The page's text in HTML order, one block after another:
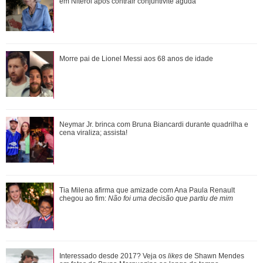
Bruna Marquezine, Camila Cabello, Hailey Bieber...
Zé Felipe manda recado para Ana Castela durante show e
pede segredo: - Dá problema
Veja tudo sobre a bariátrica e a evolução do corpo de Jojo
Todynho
Ana Paula Siebert organiza festa surpresa para Rafaella
Morre pai de Lionel Messi aos 68 anos de idade
Neymar Jr. brinca com Bruna Biancardi durante quadrilha e
cena viraliza; assista!
Tia Milena afirma que amizade com Ana Paula Renault
chegou ao fim: Não foi uma decisão que partiu de mim
Interessado desde 2017? Veja os likes de Shawn Mendes